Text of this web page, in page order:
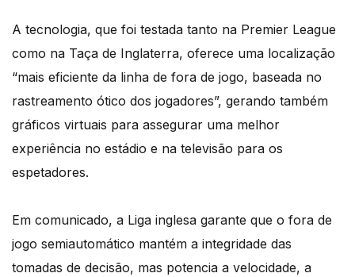
A tecnologia, que foi testada tanto na Premier League
como na Taça de Inglaterra, oferece uma localização
“mais eficiente da linha de fora de jogo, baseada no
rastreamento ótico dos jogadores”, gerando também
gráficos virtuais para assegurar uma melhor
experiência no estádio e na televisão para os
espetadores.
Em comunicado, a Liga inglesa garante que o fora de
jogo semiautomático mantém a integridade das
tomadas de decisão, mas potencia a velocidade, a